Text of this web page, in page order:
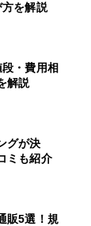
を解説
・費用相
解説
グが決
ミも紹介
販5選！規